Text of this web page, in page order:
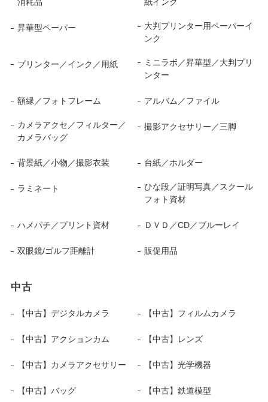
昇華型ペーパー
大判プリンター用ペーパーイ
ンク
プリンター／インク／用紙
ミニラボ／昇華型／大判プリ
ンター
額縁／フォトフレーム アルバム／ファイル
カメラアクセ／フィルター／
カメラバッグ
撮影アクセサリー／三脚
背景紙／小物／撮影衣装 台紙／ホルダー
ラミネート
ひな段／証明写真／スクール
フォト資材
ハメパチ／プリント資材 ＤＶＤ／CD／ブルーレイ
双眼鏡/ゴルフ距離計 販促用品
中古
【中古】デジタルカメラ 【中古】フィルムカメラ
【中古】アクションカム 【中古】レンズ
【中古】カメラアクセサリー 【中古】光学機器
【中古】バッグ 【中古】鉄道模型